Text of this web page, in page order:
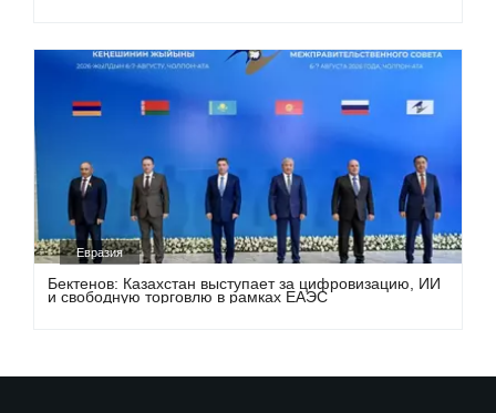
Евразия
Бектенов: Казахстан выступает за цифровизацию, ИИ
и свободную торговлю в рамках ЕАЭС